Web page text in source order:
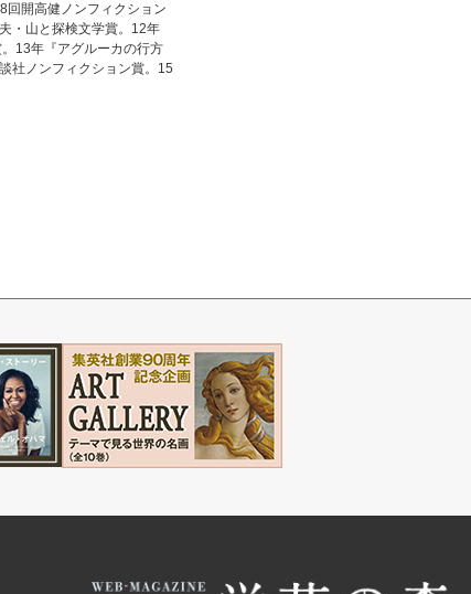
開高健ノンフィクション
・山と探検文学賞。12年
13年『アグルーカの行方
社ノンフィクション賞。15